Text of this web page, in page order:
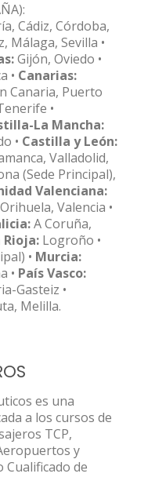
Cádiz, Córdoba,
Málaga, Sevilla •
Gijón, Oviedo •
• Canarias:
Canaria, Puerto
•
La Mancha:
• Castilla y León:
Valladolid,
(Sede Principal),
Valenciana:
Valencia •
A Coruña,
Rioja: Logroño •
• Murcia:
• País Vasco:
Gasteiz •
Melilla.
es una
a los cursos de
TCP,
y
Cualificado de